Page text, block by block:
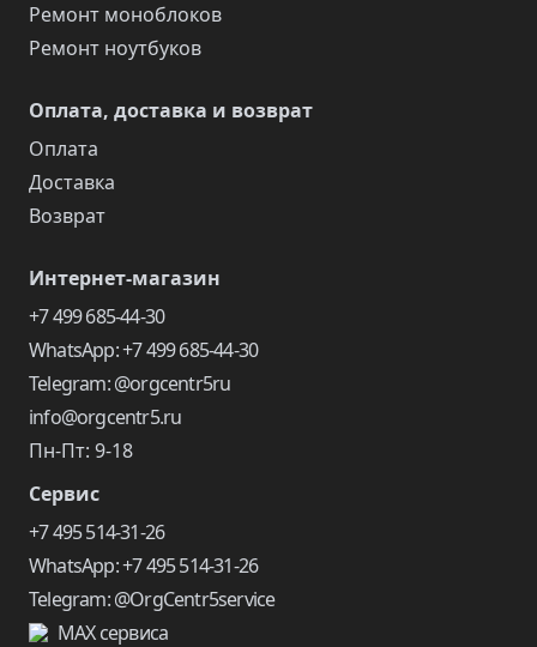
Ремонт моноблоков
Ремонт ноутбуков
Оплата, доставка и возврат
Оплата
Доставка
Возврат
Интернет-магазин
+7 499 685-44-30
WhatsApp: +7 499 685-44-30
Telegram: @orgcentr5ru
info@orgcentr5.ru
Пн-Пт: 9-18
Сервис
+7 495 514-31-26
WhatsApp: +7 495 514-31-26
Telegram: @OrgCentr5service
MAX сервиса